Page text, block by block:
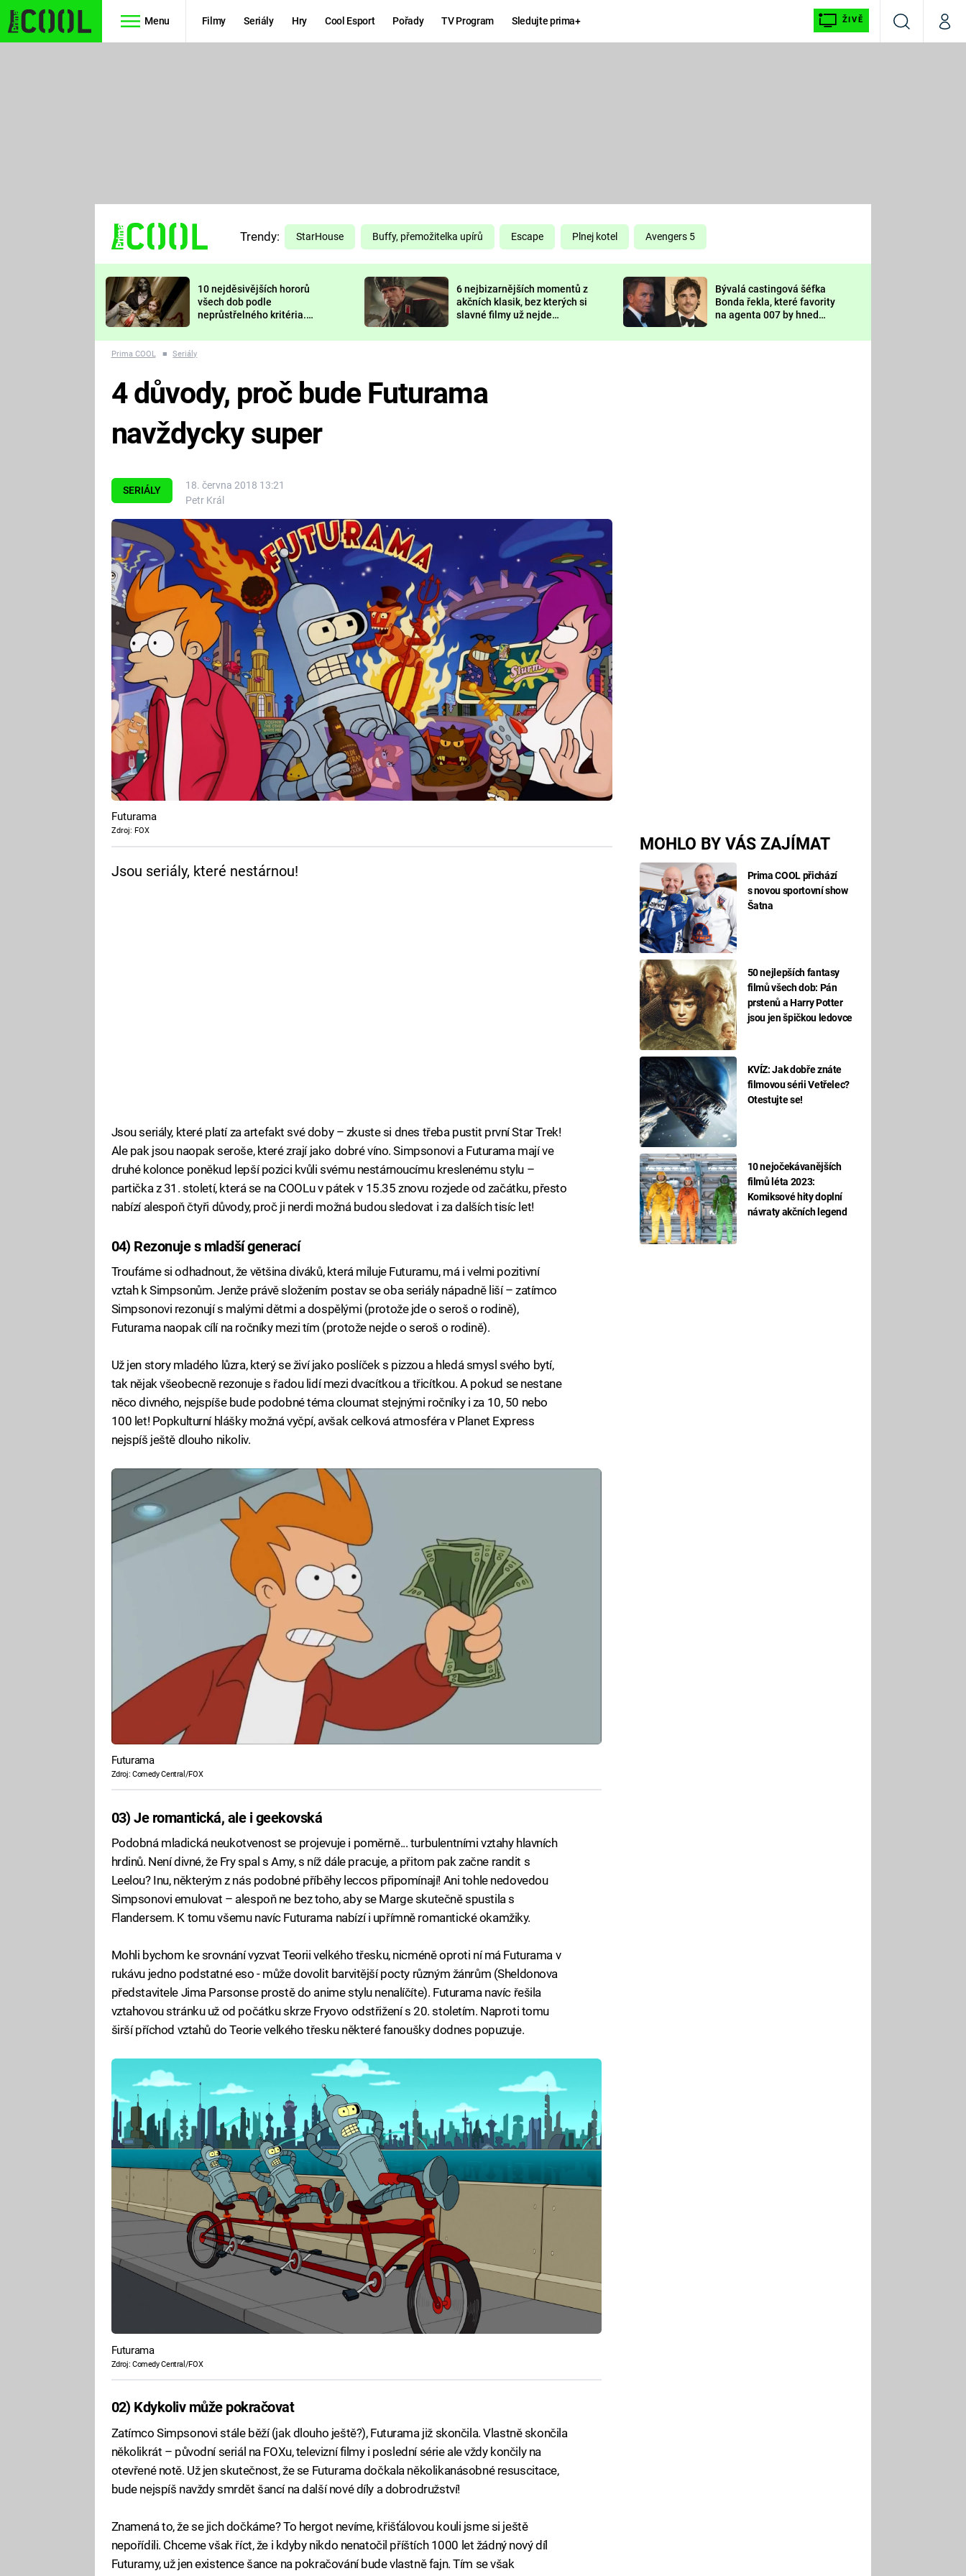
Menu Filmy Seriály Hry Cool Esport Pořady TV Program Sledujte prima+ ŽIVĚ
VyhledáváníMůj
TŘESKU
FUTURAMA
PREDÁTOR
DELIVERANCE
KOMEDIE
CHUCK
NORRIS
DEADPOOL
Prima LAJK
Sledujte nás
Trendy: StarHouse Buffy, přemožitelka upírů Escape Plnej kotel Avengers 5
10 nejděsivějších hororů
všech dob podle
neprůstřelného kritéria.
nejvíc zvednou tep?
6 nejbizarnějších momentů z
akčních klasik, bez kterých si
slavné filmy už nejde
Bývalá castingová šéfka
Bonda řekla, které favority
na agenta 007 by hned
Prima COOL ■ Seriály
SERIÁLY
18. června 2018 13:21
Petr Král
MOHLO BY VÁS ZAJÍMAT
Prima COOL přichází
s novou sportovní show
Šatna
50 nejlepších fantasy
filmů všech dob: Pán
prstenů a Harry Potter
jsou jen špičkou ledovce
KVÍZ: Jak dobře znáte
filmovou sérii Vetřelec?
Otestujte se!
10 nejočekávanějších
filmů léta 2023:
Komiksové hity doplní
návraty akčních legend
4 důvody, proč bude Futurama
navždycky super
Futurama
Zdroj: FOX
Jsou seriály, které nestárnou!
Jsou seriály, které platí za artefakt své doby – zkuste si dnes třeba pustit první Star Trek!
Ale pak jsou naopak seroše, které zrají jako dobré víno. Simpsonovi a Futurama mají ve
druhé kolonce poněkud lepší pozici kvůli svému nestárnoucímu kreslenému stylu –
partička z 31. století, která se na COOLu v pátek v 15.35 znovu rozjede od začátku, přesto
nabízí alespoň čtyři důvody, proč ji nerdi možná budou sledovat i za dalších tisíc let!
04) Rezonuje s mladší generací
Troufáme si odhadnout, že většina diváků, která miluje Futuramu, má i velmi pozitivní
vztah k Simpsonům. Jenže právě složením postav se oba seriály nápadně liší – zatímco
Simpsonovi rezonují s malými dětmi a dospělými (protože jde o seroš o rodině),
Futurama naopak cílí na ročníky mezi tím (protože nejde o seroš o rodině).
Už jen story mladého lůzra, který se živí jako poslíček s pizzou a hledá smysl svého bytí,
tak nějak všeobecně rezonuje s řadou lidí mezi dvacítkou a třicítkou. A pokud se nestane
něco divného, nejspíše bude podobné téma cloumat stejnými ročníky i za 10, 50 nebo
100 let! Popkulturní hlášky možná vyčpí, avšak celková atmosféra v Planet Express
nejspíš ještě dlouho nikoliv.
Futurama
Zdroj: Comedy Central/FOX
03) Je romantická, ale i geekovská
Podobná mladická neukotvenost se projevuje i poměrně... turbulentními vztahy hlavních
hrdinů. Není divné, že Fry spal s Amy, s níž dále pracuje, a přitom pak začne randit s
Leelou? Inu, některým z nás podobné příběhy leccos připomínají! Ani tohle nedovedou
Simpsonovi emulovat – alespoň ne bez toho, aby se Marge skutečně spustila s
Flandersem. K tomu všemu navíc Futurama nabízí i upřímně romantické okamžiky.
Mohli bychom ke srovnání vyzvat Teorii velkého třesku, nicméně oproti ní má Futurama v
rukávu jedno podstatné eso - může dovolit barvitější pocty různým žánrům (Sheldonova
představitele Jima Parsonse prostě do anime stylu nenalíčíte). Futurama navíc řešila
vztahovou stránku už od počátku skrze Fryovo odstřižení s 20. stoletím. Naproti tomu
širší příchod vztahů do Teorie velkého třesku některé fanoušky dodnes popuzuje.
Futurama
Zdroj: Comedy Central/FOX
02) Kdykoliv může pokračovat
Zatímco Simpsonovi stále běží (jak dlouho ještě?), Futurama již skončila. Vlastně skončila
několikrát – původní seriál na FOXu, televizní filmy i poslední série ale vždy končily na
otevřené notě. Už jen skutečnost, že se Futurama dočkala několikanásobné resuscitace,
bude nejspíš navždy smrdět šancí na další nové díly a dobrodružství!
Znamená to, že se jich dočkáme? To hergot nevíme, křišťálovou kouli jsme si ještě
nepořídili. Chceme však říct, že i kdyby nikdo nenatočil příštích 1000 let žádný nový díl
Futuramy, už jen existence šance na pokračování bude vlastně fajn. Tím se však